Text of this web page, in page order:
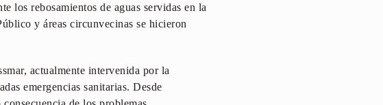
los rebosamientos de aguas servidas en la
y áreas circunvecinas se hicieron
actualmente intervenida por la
emergencias sanitarias. Desde